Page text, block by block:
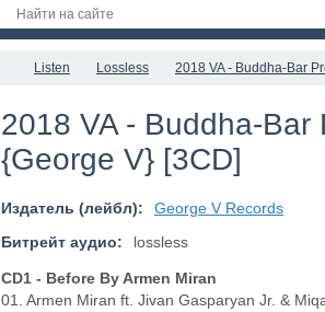
Listen Lossless 2018 VA - Buddha-Bar
2018 VA - Buddha-Bar
{George V} [3CD]
Издатель (лейбл):
George V Records
Битрейт аудио:
lossless
CD1 - Before By Armen Miran
01. Armen Miran ft. Jivan Gasparyan Jr. &